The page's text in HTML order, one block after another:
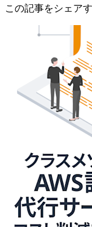
この記事をシェア